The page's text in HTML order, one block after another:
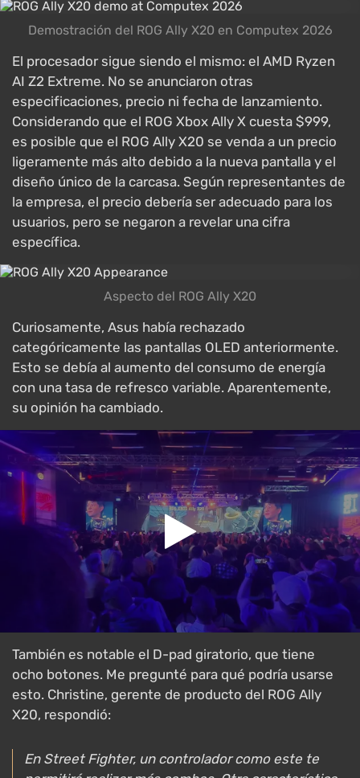
Demostración del ROG Ally X20 en Computex 2026
El procesador sigue siendo el mismo: el AMD Ryzen
AI Z2 Extreme. No se anunciaron otras
especificaciones, precio ni fecha de lanzamiento.
Considerando que el ROG Xbox Ally X cuesta $999,
es posible que el ROG Ally X20 se venda a un precio
ligeramente más alto debido a la nueva pantalla y el
diseño único de la carcasa. Según representantes de
la empresa, el precio debería ser adecuado para los
usuarios, pero se negaron a revelar una cifra
específica.
Aspecto del ROG Ally X20
Curiosamente, Asus había rechazado
categóricamente las pantallas OLED anteriormente.
Esto se debía al aumento del consumo de energía
con una tasa de refresco variable. Aparentemente,
su opinión ha cambiado.
También es notable el D-pad giratorio, que tiene
ocho botones. Me pregunté para qué podría usarse
esto. Christine, gerente de producto del ROG Ally
X20, respondió:
En Street Fighter, un controlador como este te